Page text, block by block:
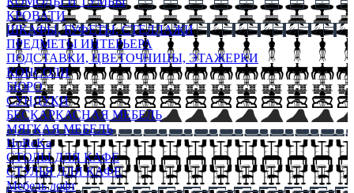
КРОВАТИ
ШКАФЫ, БУФЕТЫ, СТЕЛЛАЖИ
ПРЕДМЕТЫ ИНТЕРЬЕРА
ПОДСТАВКИ, ЦВЕТОЧНИЦЫ, ЭТАЖЕРКИ
КОНСОЛИ
БЮРО
СУНДУКИ
БЕСКАРКАСНАЯ МЕБЕЛЬ
МЯГКАЯ МЕБЕЛЬ
HoReKa
СТОЛЫ ДЛЯ КАФЕ
СТУЛЬЯ ДЛЯ КАФЕ
Мебель лофт